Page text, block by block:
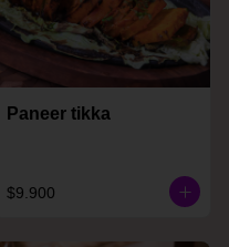
Paneer tikka
$9.900